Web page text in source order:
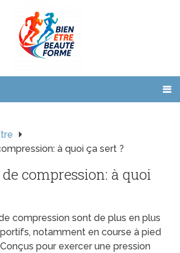
à quoi ça sert ?
compression: à quoi
compression sont de plus en plus
notamment en course à pied
pour exercer une pression